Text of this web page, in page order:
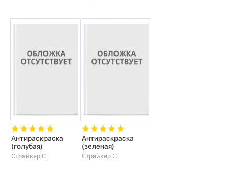
Антираскраска
(голубая)
Страйкер С.
Антираскраска
(зеленая)
Страйкер С.